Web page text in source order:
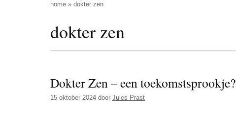
home » dokter zen
dokter zen
Dokter Zen – een toekomstsprookje?
15 oktober 2024 door Jules Prast